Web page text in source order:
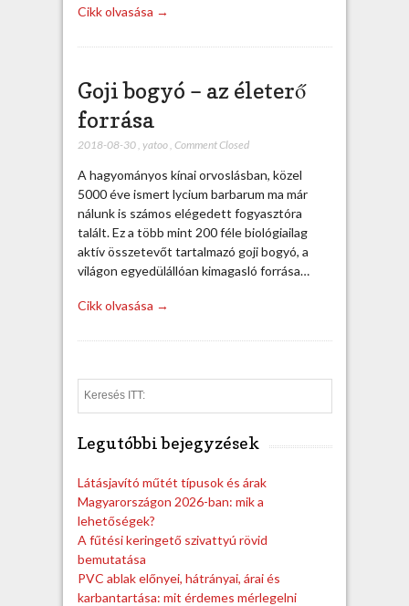
Cikk olvasása →
Goji bogyó – az életerő
forrása
2018-08-30, yatoo, Comment Closed
A hagyományos kínai orvoslásban, közel
5000 éve ismert lycium barbarum ma már
nálunk is számos elégedett fogyasztóra
talált. Ez a több mint 200 féle biológiailag
aktív összetevőt tartalmazó goji bogyó, a
világon egyedülállóan kimagasló forrása…
Cikk olvasása →
e
Legutóbbi bejegyzések
Látásjavító műtét típusok és árak
Magyarországon 2026-ban: mik a
lehetőségek?
A fűtési keringető szivattyú rövid
bemutatása
PVC ablak előnyei, hátrányai, árai és
karbantartása: mit érdemes mérlegelni